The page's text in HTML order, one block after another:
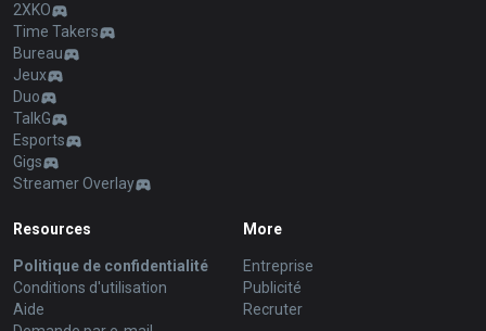
2XKO
Time Takers
Bureau
Jeux
Duo
TalkG
Esports
Gigs
Streamer Overlay
Resources
Politique de confidentialité
Conditions d'utilisation
Aide
More
Entreprise
Publicité
Recruter